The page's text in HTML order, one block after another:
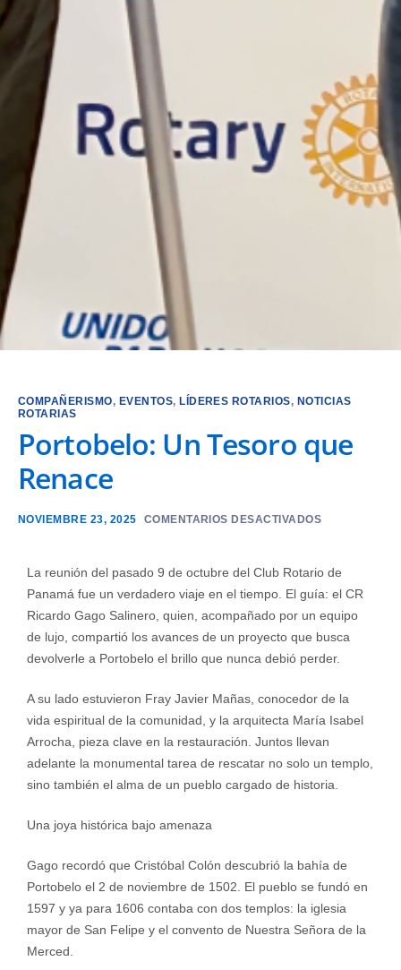
COMPAÑERISMO, EVENTOS, LÍDERES ROTARIOS, NOTICIAS
ROTARIAS
Portobelo: Un Tesoro que
Renace
NOVIEMBRE 23, 2025 COMENTARIOS DESACTIVADOS
La reunión del pasado 9 de octubre del Club Rotario de
Panamá fue un verdadero viaje en el tiempo. El guía: el CR
Ricardo Gago Salinero, quien, acompañado por un equipo
de lujo, compartió los avances de un proyecto que busca
devolverle a Portobelo el brillo que nunca debió perder.
A su lado estuvieron Fray Javier Mañas, conocedor de la
vida espiritual de la comunidad, y la arquitecta María Isabel
Arrocha, pieza clave en la restauración. Juntos llevan
adelante la monumental tarea de rescatar no solo un templo,
sino también el alma de un pueblo cargado de historia.
Una joya histórica bajo amenaza
Gago recordó que Cristóbal Colón descubrió la bahía de
Portobelo el 2 de noviembre de 1502. El pueblo se fundó en
1597 y ya para 1606 contaba con dos templos: la iglesia
mayor de San Felipe y el convento de Nuestra Señora de la
Merced.